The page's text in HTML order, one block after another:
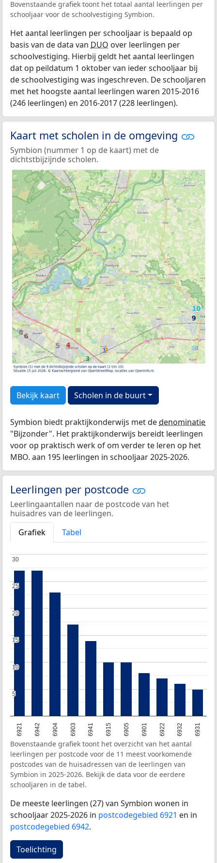
Bovenstaande grafiek toont het totaal aantal leerlingen per
schooljaar voor de schoolvestiging Symbion.
Het aantal leerlingen per schooljaar is bepaald op
basis van de data van DUO over leerlingen per
schoolvestiging. Hierbij geldt het aantal leerlingen
dat op peildatum 1 oktober van ieder schooljaar bij
de schoolvestiging was ingeschreven. De schooljaren
met het hoogste aantal leerlingen waren 2015-2016
(246 leerlingen) en 2016-2017 (228 leerlingen).
Kaart met scholen in de omgeving
Symbion (nummer 1 op de kaart) met de
dichtstbijzijnde scholen.
Bekijk kaart Scholen in de buurt
Symbion biedt praktijkonderwijs met dedenominatie
"Bijzonder". Het praktijkonderwijs bereidt leerlingen
voor op praktisch werk of om verder te leren op het
MBO. aan 195 leerlingen in schooljaar 2025-2026.
Leerlingen per postcode
Leerlingaantallen naar de postcode van het
huisadres van de leerlingen.
Grafiek
Tabel
6921 6942 6904 6903 6941 6915 6905 6901 6922 6932 6931
5
5
10
10
15
15
20
20
25
25
30
30
Bovenstaande grafiek toont het overzicht van het aantal
leerlingen per postcode voor de 11 meest voorkomende
postcodes van de huisadressen van de leerlingen van
Symbion in 2025-2026. Bekijk de data voor de eerdere
schooljaren in de tabel.
De meeste leerlingen (27) van Symbion wonen in
schooljaar 2025-2026 in postcodegebied 6921 en in
postcodegebied 6942.
Toelichting